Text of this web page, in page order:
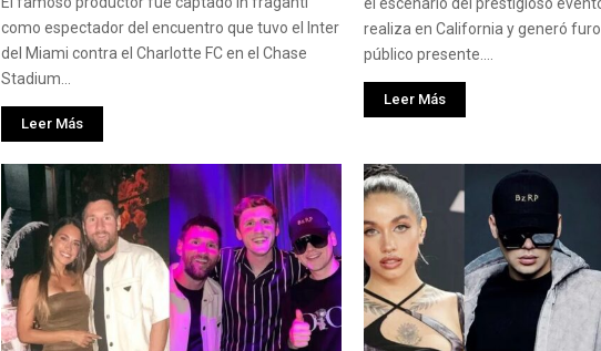
como espectador del encuentro que tuvo el Inter
del Miami contra el Charlotte FC en el Chase
Stadium...
Leer Más
realiza en California y generó
público presente....
Leer Más